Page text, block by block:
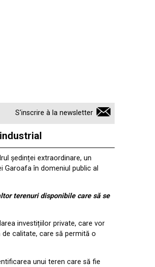
S'inscrire à la newsletter
ședinței extraordinare, un
în domeniul public al
terenuri disponibile care să se
investițiilor private, care vor
calitate, care să permită o
unui teren care să fie